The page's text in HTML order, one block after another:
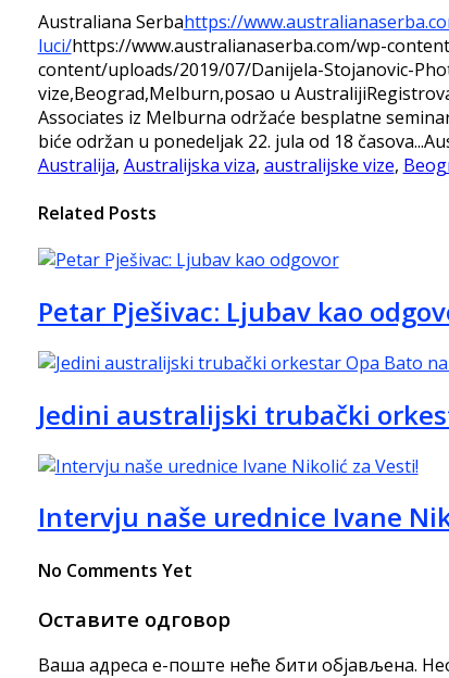
Australiana Serbahttps://
luci/https://www.australianaserba.com/wp-
content/uploads/2019/07/Danijela-Stojanovic-
vize,Beograd,Melburn,posao u Australiji
Associates iz Melburna održaće besplatne
biće održan u ponedeljak 22. jula od 18 časova...
Australija, Australijska viza, australijske vize,
Related Posts
Petar Pješivac: Ljubav kao
Jedini australijski trubački
Intervju naše urednice Ivane
No Comments Yet
Оставите одговор
Ваша адреса е-поште неће бити објављена.